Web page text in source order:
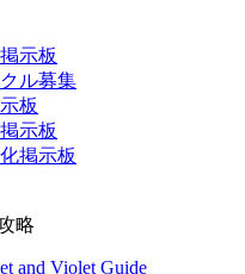
示板
ル募集
板
示板
掲示板
略
and Violet Guide